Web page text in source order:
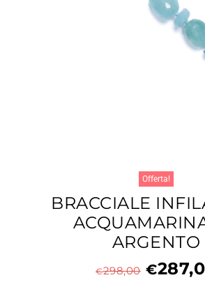
Offerta!
BRACCIALE
ARGENTO
€298,00 €